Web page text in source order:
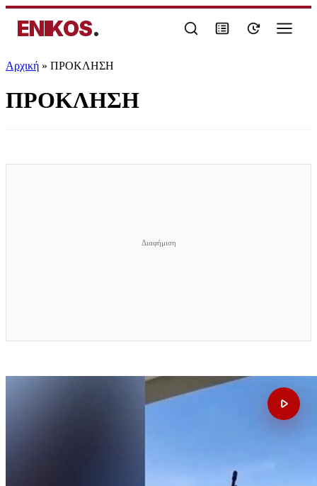
ENIKOS.
Αρχική » ΠΡΟΚΛΗΣΗ
ΠΡΟΚΛΗΣΗ